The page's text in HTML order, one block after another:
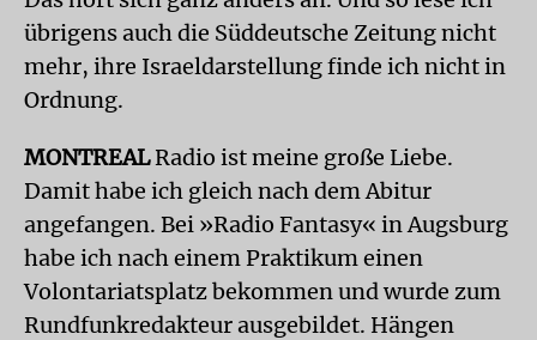
übrigens auch die Süddeutsche Zeitung nicht
mehr, ihre Israeldarstellung finde ich nicht in
Ordnung.
MONTREALRadio ist meine große Liebe.
Damit habe ich gleich nach dem Abitur
angefangen. Bei »Radio Fantasy« in Augsburg
habe ich nach einem Praktikum einen
Volontariatsplatz bekommen und wurde zum
Rundfunkredakteur ausgebildet. Hängen